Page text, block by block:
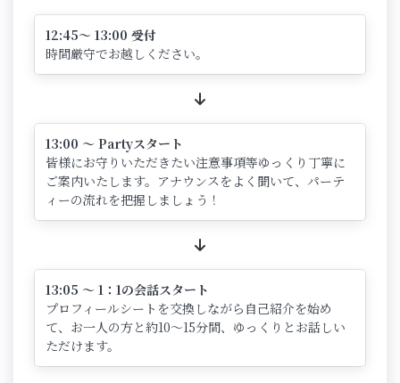
12:45～ 13:00 受付
時間厳守でお越しください。
13:00 ～ Partyスタート
皆様にお守りいただきたい注意事項等ゆっくり丁寧に
ご案内いたします。アナウンスをよく聞いて、パーテ
ィーの流れを把握しましょう！
13:05 ～ 1：1の会話スタート
プロフィールシートを交換しながら自己紹介を始め
て、お一人の方と約10～15分間、ゆっくりとお話しい
ただけます。